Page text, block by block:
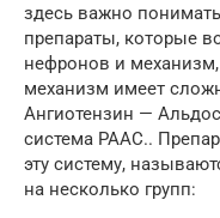
здесь важно
препараты, которые
нефронов и
механизм имеет
Ангиотензин —
система РААС..
эту систему,
на несколько групп: